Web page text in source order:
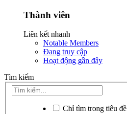
Thành viên
Liên kết nhanh
Notable Members
Đang truy cập
Hoạt động gần đây
Tìm kiếm
Chỉ tìm trong tiêu đề